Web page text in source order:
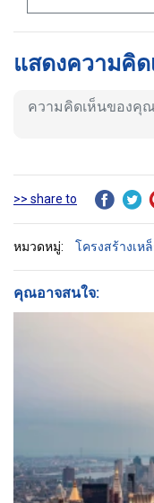
แสดงความคิด
>> share to
หมวดหมู่: โครงสร้างเห
คุณอาจสนใจ: